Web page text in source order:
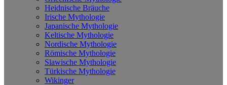
Heidnische Bräuche
Irische Mythologie
Japanische Mythologie
Keltische Mythologie
Nordische Mythologie
Römische Mythologie
Slawische Mythologie
Türkische Mythologie
Wikinger